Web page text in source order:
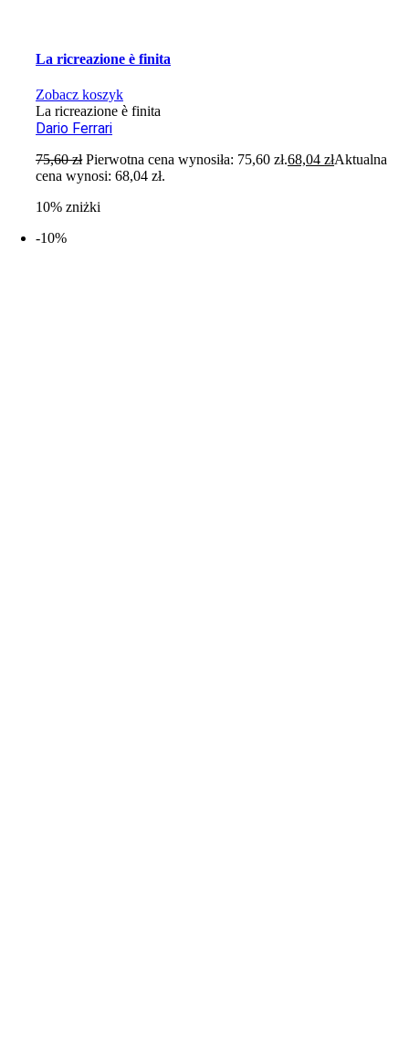
La ricreazione è finita
Zobacz koszyk
La ricreazione è finita
Dario Ferrari
75,60zł Pierwotna cena wynosiła: 75,60 zł.68,04złAktualna
cena wynosi: 68,04 zł.
10% zniżki
-10%